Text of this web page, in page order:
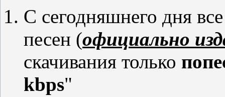
С сегодняшнего дня
песен (официально
скачивания только
kbps"